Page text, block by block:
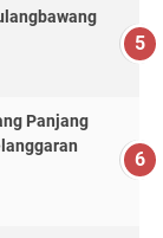
Panjang